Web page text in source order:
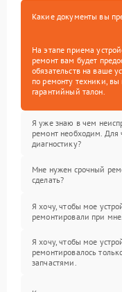
Какие документы вы
На этапе приема
ремонт вам будет
обязательств на ваше
по ремонту техники,
гарантийный талон.
Я уже знаю в чем
ремонт необходим. Для
диагностику?
Мне нужен срочный
сделать?
Я хочу, чтобы мое
ремонтировали при мне.
Я хочу, чтобы мое
ремонтировалось
запчастями.